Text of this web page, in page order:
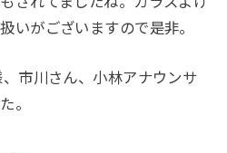
いがございますので是非。
市川さん、小林アナウンサ
。